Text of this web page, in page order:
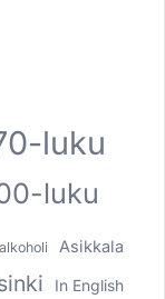
luku
luku
alkoholi Asikkala
In English